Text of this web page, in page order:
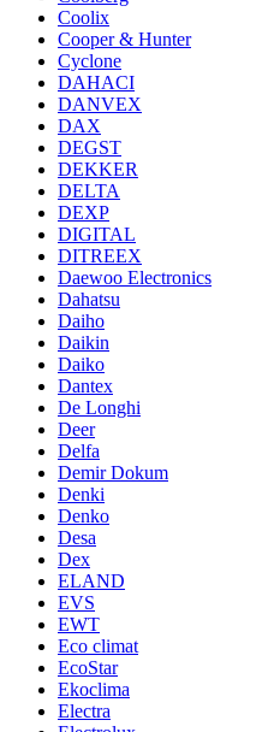
Coolix
Cooper & Hunter
Cyclone
DAHACI
DANVEX
DAX
DEGST
DEKKER
DELTA
DEXP
DIGITAL
DITREEX
Daewoo Electronics
Dahatsu
Daiho
Daikin
Daiko
Dantex
De Longhi
Deer
Delfa
Demir Dokum
Denki
Denko
Desa
Dex
ELAND
EVS
EWT
Eco climat
EcoStar
Ekoclima
Electra